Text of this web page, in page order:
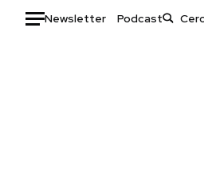
Newsletter Podcast